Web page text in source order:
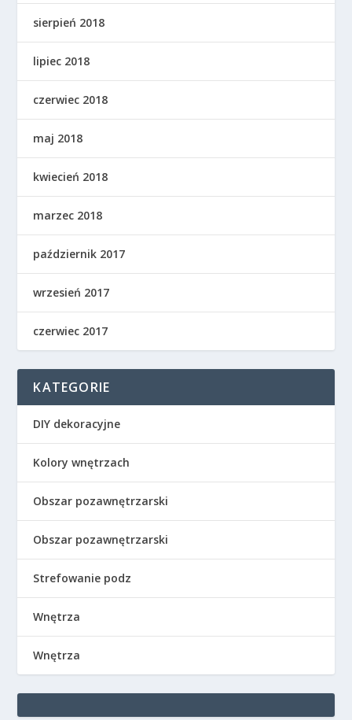
sierpień 2018
lipiec 2018
czerwiec 2018
maj 2018
kwiecień 2018
marzec 2018
październik 2017
wrzesień 2017
czerwiec 2017
KATEGORIE
DIY dekoracyjne
Kolory wnętrzach
Obszar pozawnętrzarski
Obszar pozawnętrzarski
Strefowanie podz
Wnętrza
Wnętrza